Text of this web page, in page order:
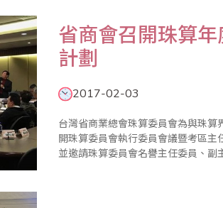
省商會召開珠算
計劃
2017-02-03
台灣省商業總會珠算委員會為與珠
開珠算委員會執行委員會議暨考區主
並邀請珠算委員會名譽主任委員、